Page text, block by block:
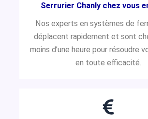
Serrurier Chanly chez vous
Nos experts en systèmes de
déplacent rapidement et sont
moins d’une heure pour résoudre
en toute efficacité.